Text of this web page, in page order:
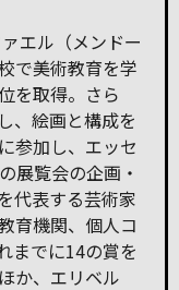
エル（メンドー
で美術教育を学
を取得。さら
、絵画と構成を
参加し、エッセ
展覧会の企画・
代表する芸術家
育機関、個人コ
までに14の賞を
か、エリベル